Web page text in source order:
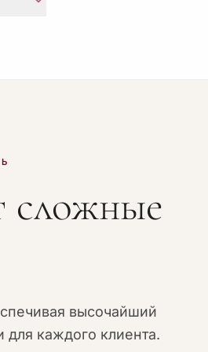
сложные
высочайший
для каждого клиента.